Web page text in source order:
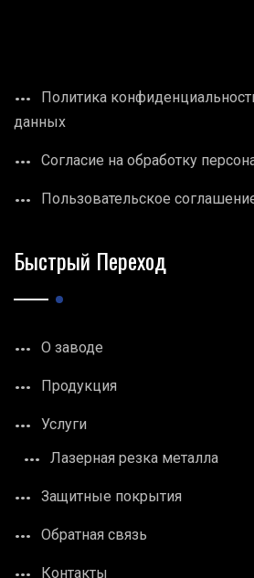
Политика
данных
Согласие на обработку
Пользовательское
Быстрый Переход
О заводе
Продукция
Услуги
Лазерная резка металла
Защитные покрытия
Обратная связь
Контакты